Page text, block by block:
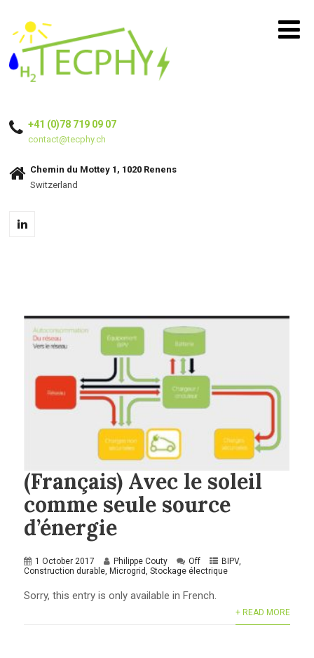
+41 (0)78 719 09 07
contact@tecphy.ch
Chemin du Mottey 1, 1020 Renens
Switzerland
(Français) Avec le soleil
comme seule source
d’énergie
1 October 2017 Philippe Couty Off BIPV,
Construction durable,Microgrid,Stockage électrique
Sorry, this entry is only available in French.
+ READ MORE